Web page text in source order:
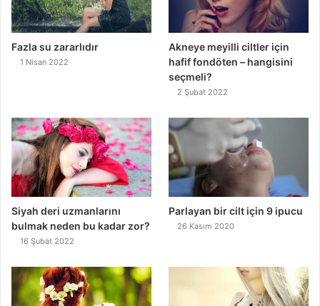
Fazla su zararlıdır
1 Nisan 2022
Akneye meyilli ciltler için
hafif fondöten – hangisini
seçmeli?
2 Şubat 2022
Siyah deri uzmanlarını
bulmak neden bu kadar zor?
16 Şubat 2022
Parlayan bir cilt için 9 ipucu
26 Kasım 2020